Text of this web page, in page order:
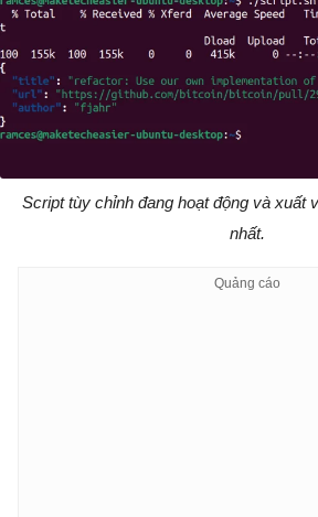
Script tùy chỉnh đang hoạt động và xuất
nhất.